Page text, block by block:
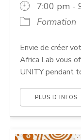
7:00 pm -
Formation
Envie de créer
Africa Lab vous
UNITY pendant
PLUS D’INFOS